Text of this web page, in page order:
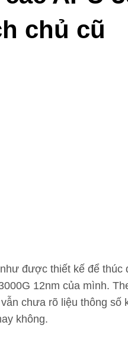
chủ cũ
được thiết kế để
12nm của mình.
chưa rõ liệu thông
không.